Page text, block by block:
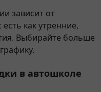
зависит от
как утренние,
Выбирайте больше
в автошколе